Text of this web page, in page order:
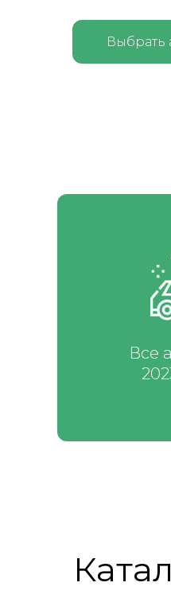
Выбрать
Все